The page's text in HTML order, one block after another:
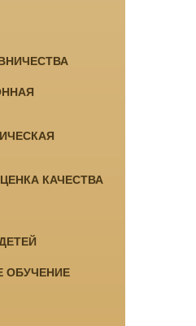
КАЧЕСТВА
ОБУЧЕНИЕ